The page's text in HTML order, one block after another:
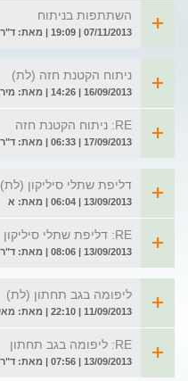
השתתפות בניתוח
07/11/2013 | 19:09 | מאת: ד"ר יעקב זילר
ניתוח הקטנת חזה (לת)
16/09/2013 | 14:26 | מאת: מירב
RE: ניתוח הקטנת חזה
17/09/2013 | 06:33 | מאת: ד"ר יעקב זילר
דליפת שתלי סיליקון (לת)
13/09/2013 | 06:04 | מאת: א
RE: דליפת שתלי סיליקון
13/09/2013 | 08:06 | מאת: ד"ר יעקב זילר
ליפומה בגב תחתון (לת)
11/09/2013 | 22:10 | מאת: מאיה
RE: ליפומה בגב תחתון
13/09/2013 | 07:56 | מאת: ד"ר יעקב זילר